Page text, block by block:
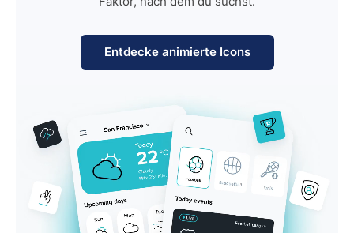
Entdecke animierte Icons